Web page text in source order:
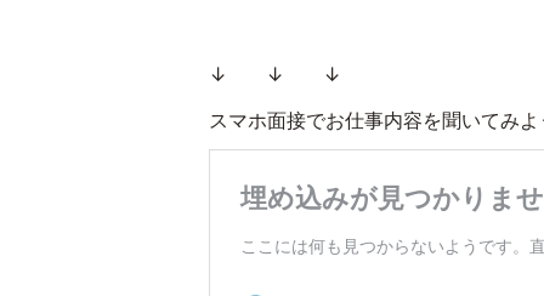
↓ ↓ ↓
スマホ面接でお仕事内容を聞いてみよ